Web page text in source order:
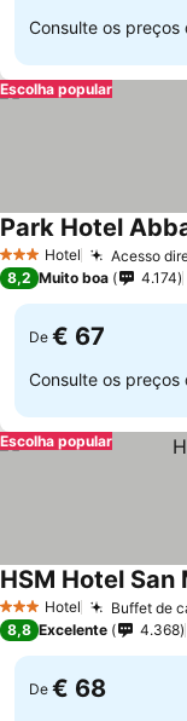
Consulte os preços
Escolha popular
3 EstrelasHotel Acesso
Park Hotel
8,2 Muito boa 4.174
De € 67
Consulte os preços
Escolha popular
3 EstrelasHotel Buffet de
HSM Hotel San
8,8 Excelente 4.368
De € 68